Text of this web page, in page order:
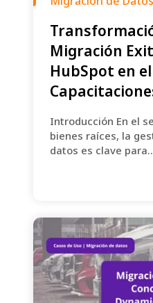
Migración
HubSpot en
Introducción En el
bienes raíces, la
datos es clave